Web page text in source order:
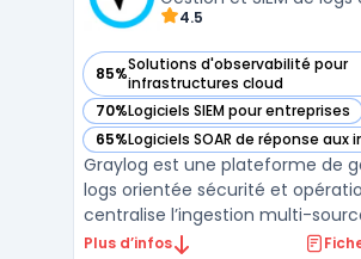
4.5
85%Solutions d'observabilité pour
infrastructures cloud
— voir Graylog dans cette catégorie
70%Logiciels SIEM pour entreprises
— voir Graylog dans cette catégorie
65%Logiciels SOAR de réponse aux
— voir Graylog dans cette catégorie
Graylog est une plateforme de
logs orientée sécurité et
centralise l’ingestion multi-
(applications, réseaux,
Plus d’infos